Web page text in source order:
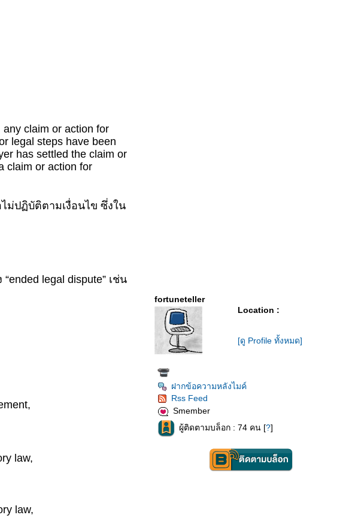
claim or action for
legal steps have been
has settled the claim or
claim or action for
ม่ปฏิบัติตามเงื่อนไข ซึ่งใน
legal dispute” เช่น
law,
law,
fortuneteller
Location :
[ดู Profile ทั้งหมด]
ฝากข้อความหลังไมค์
Rss Feed
Smember
ผู้ติดตามบล็อก : 74 คน [?]